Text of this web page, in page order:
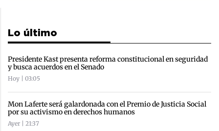
Lo último
Presidente Kast presenta reforma constitucional en seguridad
y busca acuerdos en el Senado
Hoy | 03:05
Mon Laferte será galardonada con el Premio de Justicia Social
por su activismo en derechos humanos
Ayer | 21:37